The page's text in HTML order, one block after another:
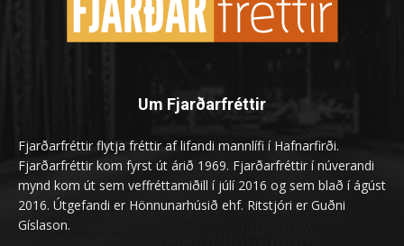
Um Fjarðarfréttir
Fjarðarfréttir flytja fréttir af lifandi mannlífi í Hafnarfirði.
Fjarðarfréttir kom fyrst út árið 1969. Fjarðarfréttir í núverandi
mynd kom út sem veffréttamiðill í júlí 2016 og sem blað í ágúst
2016. Útgefandi er Hönnunarhúsið ehf. Ritstjóri er Guðni
Gíslason.